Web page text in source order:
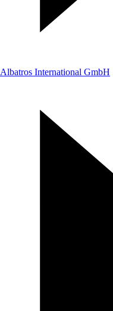
Albatros International GmbH